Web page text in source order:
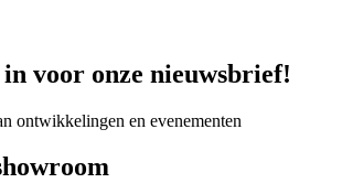
voor onze nieuwsbrief!
ontwikkelingen en evenementen